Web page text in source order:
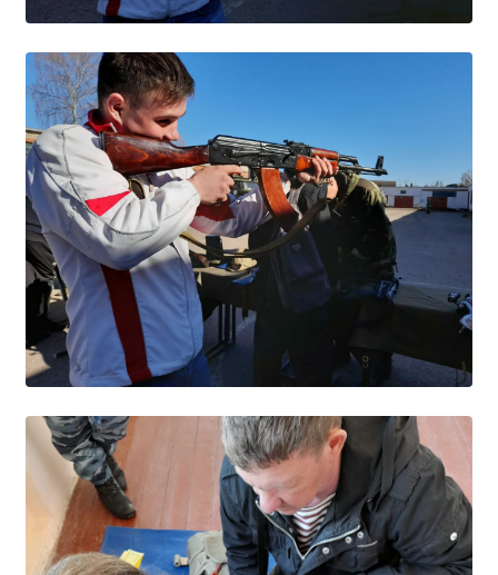
Платные образовательные услуги
Финансово-хозяйственная деятельность
Вакантные места для приёма (перевода)
Международное сотрудничество
Организация питания в образовательной
организации
УЧЕБНАЯ РАБОТА
Расписание занятий
Заочное отделение
Локальные акты
ВОСПИТАТЕЛЬНАЯ РАБОТА
Безопасность на железной дороге
ГТО
Дополнительное образование
Информационная безопасность
Информация для детей-сирот